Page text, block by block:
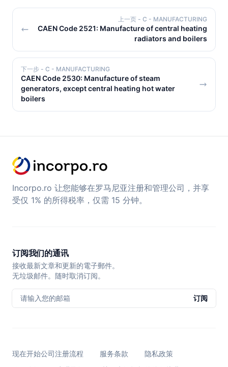
上一页 - C - MANUFACTURING
CAEN Code 2521: Manufacture of central heating
radiators and boilers
下一步 - C - MANUFACTURING
CAEN Code 2530: Manufacture of steam
generators, except central heating hot water
boilers
Incorpo.ro 让您能够在罗马尼亚注册和管理公司，并享
受仅 1% 的所得税率，仅需 15 分钟。
订阅我们的通讯
接收最新文章和更新的電子郵件。
无垃圾邮件。随时取消订阅。
请输入您的邮箱 订阅
现在开始公司注册流程 服务条款
隐私政策